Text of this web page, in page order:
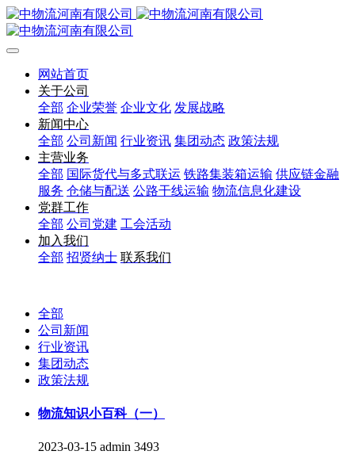
网站首页
关于公司
全部 企业荣誉 企业文化 发展战略
新闻中心
全部 公司新闻 行业资讯 集团动态 政策法规
主营业务
全部 国际货代与多式联运 铁路集装箱运输 供应链金融
服务 仓储与配送 公路干线运输 物流信息化建设
党群工作
全部 公司党建 工会活动
加入我们
全部 招贤纳士 联系我们
全部
公司新闻
行业资讯
集团动态
政策法规
物流知识小百科（一）
2023-03-15 admin 3493